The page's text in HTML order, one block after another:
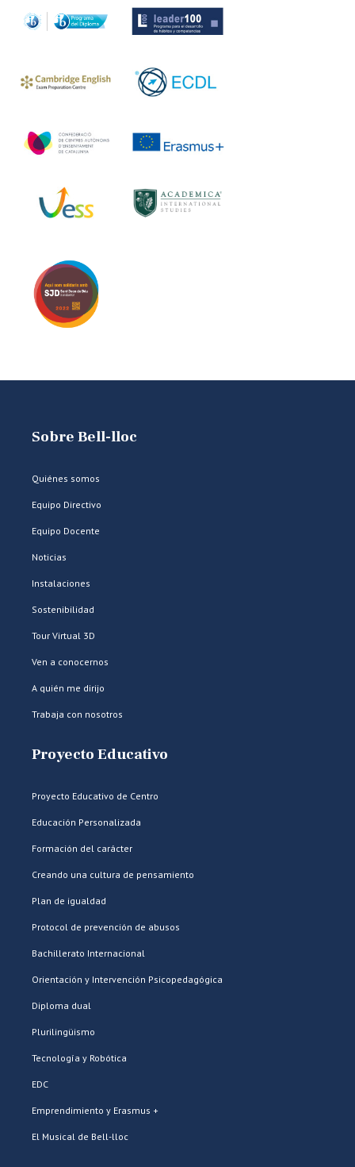
Sobre Bell-lloc
Quiénes somos
Equipo Directivo
Equipo Docente
Noticias
Instalaciones
Sostenibilidad
Tour Virtual 3D
Ven a conocernos
A quién me dirijo
Trabaja con nosotros
Proyecto Educativo
Proyecto Educativo de Centro
Educación Personalizada
Formación del carácter
Creando una cultura de pensamiento
Plan de igualdad
Protocol de prevención de abusos
Bachillerato Internacional
Orientación y Intervención Psicopedagógica
Diploma dual
Plurilingüismo
Tecnología y Robótica
EDC
Emprendimiento y Erasmus +
El Musical de Bell-lloc